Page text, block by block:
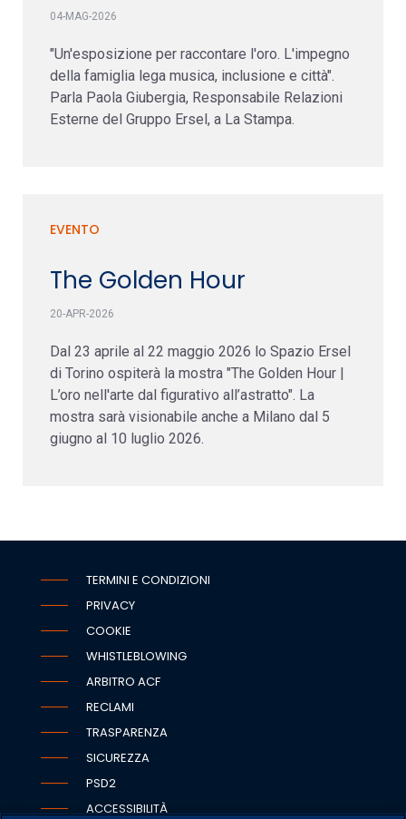
04-MAG-2026
"Un'esposizione per raccontare l'oro. L'impegno
della famiglia lega musica, inclusione e città".
Parla Paola Giubergia, Responsabile Relazioni
Esterne del Gruppo Ersel, a La Stampa.
EVENTO
The Golden Hour
20-APR-2026
Dal 23 aprile al 22 maggio 2026 lo Spazio Ersel
di Torino ospiterà la mostra "The Golden Hour |
L’oro nell'arte dal figurativo all’astratto". La
mostra sarà visionabile anche a Milano dal 5
giugno al 10 luglio 2026.
TERMINI E CONDIZIONI
PRIVACY
COOKIE
WHISTLEBLOWING
ARBITRO ACF
RECLAMI
TRASPARENZA
SICUREZZA
PSD2
ACCESSIBILITÀ